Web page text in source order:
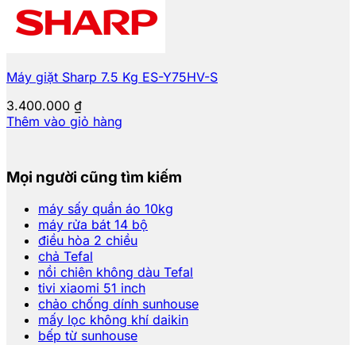
Máy giặt Sharp 7.5 Kg ES-Y75HV-S
3.400.000 ₫
Thêm vào giỏ hàng
Mọi người cũng tìm kiếm
máy sấy quần áo 10kg
máy rửa bát 14 bộ
điều hòa 2 chiều
chả Tefal
nồi chiên không dàu Tefal
tivi xiaomi 51 inch
chảo chống dính sunhouse
mấy lọc không khí daikin
bếp từ sunhouse